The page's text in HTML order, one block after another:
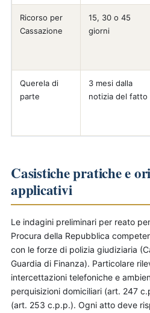
Ricorso per
Cassazione
15, 30 o 45
giorni
Querela di
parte
3 mesi dalla
notizia del fatto
Casistiche pratiche e
applicativi
Le indagini preliminari per reato
Procura della Repubblica
con le forze di polizia giudiziaria
Guardia di Finanza). Particolare
intercettazioni telefoniche e
perquisizioni domiciliari (art. 247
(art. 253 c.p.p.). Ogni atto deve